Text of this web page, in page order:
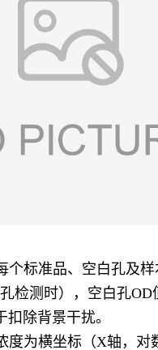
个标准品、空白孔及
检测时），空白孔OD
除背景干扰。
度为横坐标（X轴，对